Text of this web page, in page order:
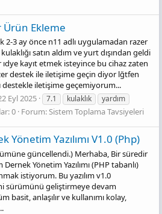
Ürün Ekleme
2-3 ay önce n11 adlı uygulamadan razer
satın aldım ve yurt dışından geldi
kayıt etmek isteyince bu cihaz zaten
destek ile iletişime geçin diyor lğtfen
destekle iletişime geçemiyorum...
Eyl 2025 7.1 kulaklık
yardım
0 Forum: Sistem Toplama Tavsiyeleri
Yönetim Yazılımı V1.0 (Php)
güncellendi.) Merhaba, Bir süredir
Dernek Yönetim Yazılımı (PHP tabanlı)
istiyorum. Bu yazılım v1.0
sürümünü geliştirmeye devam
basit, anlaşılır ve kullanımı kolay,